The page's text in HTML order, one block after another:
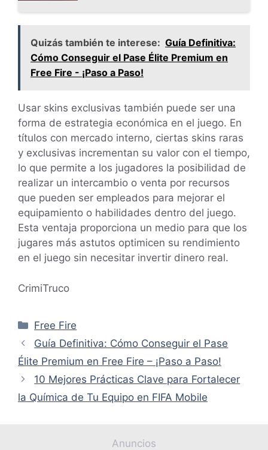
Quizás también te interese: Guía Definitiva:
Cómo Conseguir el Pase Élite Premium en
Free Fire - ¡Paso a Paso!
Usar skins exclusivas también puede ser una
forma de estrategia económica en el juego. En
títulos con mercado interno, ciertas skins raras
y exclusivas incrementan su valor con el tiempo,
lo que permite a los jugadores la posibilidad de
realizar un intercambio o venta por recursos
que pueden ser empleados para mejorar el
equipamiento o habilidades dentro del juego.
Esta ventaja proporciona un medio para que los
jugares más astutos optimicen su rendimiento
en el juego sin necesitar invertir dinero real.
CrimiTruco
Categorías
Free Fire
Guía Definitiva: Cómo Conseguir el Pase
Élite Premium en Free Fire – ¡Paso a Paso!
10 Mejores Prácticas Clave para Fortalecer
la Química de Tu Equipo en FIFA Mobile
Anuncios